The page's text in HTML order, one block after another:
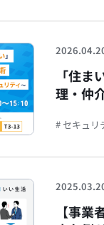
「住
理・仲
# セキュリ
【事